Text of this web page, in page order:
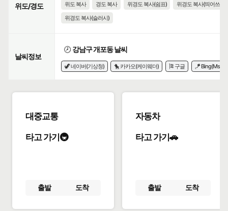
위도/경도 위도 복사 경도 복사 위경도 복사(쉼표)
위경도 복사(띄어쓰기)
위경도 복사(슬러시)
날씨정보
🕗 강남구 개포동 날씨
🦖 네이버(기상청) 🐤 카카오(케이웨더) 🎏 구글 🪁 Bing(Msn)
대중교통
타고 가기🚇
출발 도착
자동차
타고 가기🚗
출발 도착